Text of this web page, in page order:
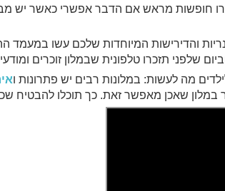
חופשות מראש אם הדבר אפשרי כאשר יש
והדירישות המיוחדות שלכם עשו במעמד
שלפני תזכרו טלפונית שבמלון זוכרים
מה לעשות: במלונות רבים יש פתרונות ו
במלון שאכן מאפשר זאת. כך תוכלו להבטיח